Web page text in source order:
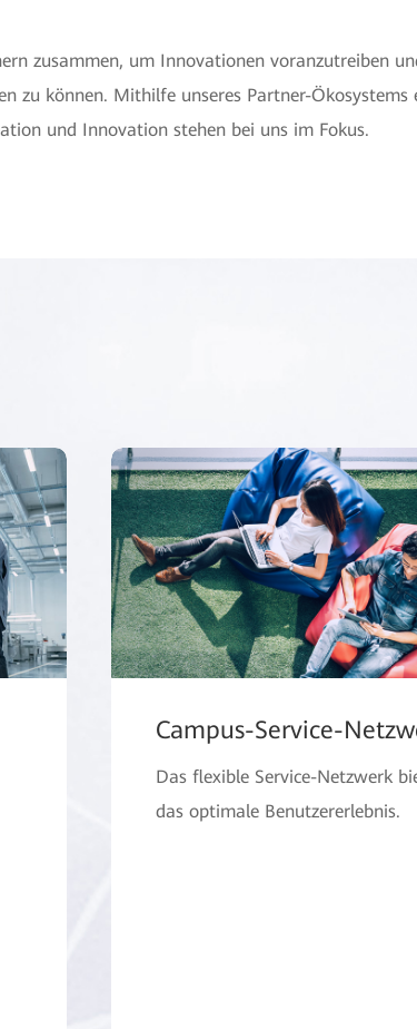
zusammen, um Innovationen voranzutreiben
zu können. Mithilfe unseres Partner-Ökosystems
und Innovation stehen bei uns im Fokus.
Campus-Service-
Das flexible Service-Netzwerk
das optimale Benutzererlebnis.